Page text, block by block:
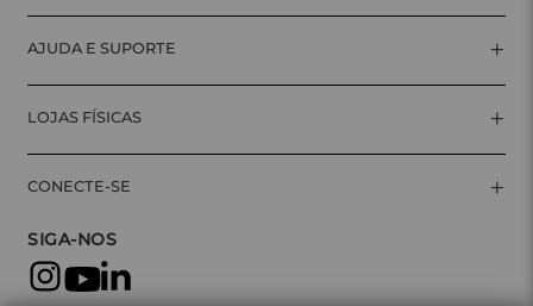
AJUDA E SUPORTE +
LOJAS FÍSICAS +
CONECTE-SE +
SIGA-NOS